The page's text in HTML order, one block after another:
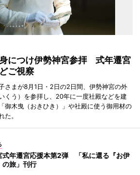
につけ伊勢神宮参拝 式年遷宮
ご視察
さまが8月1日・2日の2日間、伊勢神宮の外
くう）を参拝し、20年に一度社殿などを建
御木曳（おきひき）」や社殿に使う御用材の
た。
式年遷宮応援本第2弾 「私に還る『お伊
の旅」刊行